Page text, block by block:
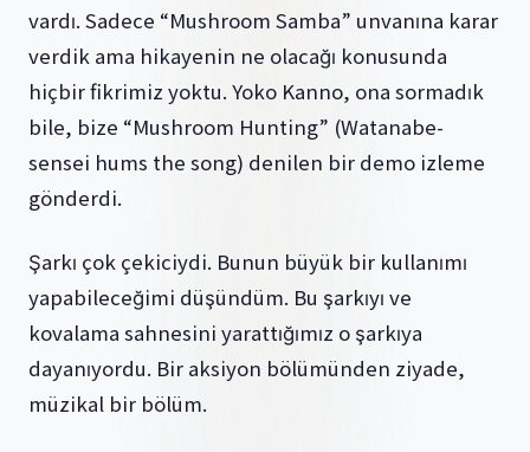
vardı. Sadece “Mushroom Samba” unvanına karar
verdik ama hikayenin ne olacağı konusunda
hiçbir fikrimiz yoktu. Yoko Kanno, ona sormadık
bile, bize “Mushroom Hunting” (Watanabe-
sensei hums the song) denilen bir demo izleme
gönderdi.
Şarkı çok çekiciydi. Bunun büyük bir kullanımı
yapabileceğimi düşündüm. Bu şarkıyı ve
kovalama sahnesini yarattığımız o şarkıya
dayanıyordu. Bir aksiyon bölümünden ziyade,
müzikal bir bölüm.